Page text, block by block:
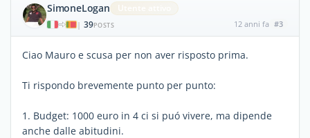
SimoneLogan Utente attivo
| 39POSTS 12 anni fa #3
Ciao Mauro e scusa per non aver risposto prima.
Ti rispondo brevemente punto per punto:
1. Budget: 1000 euro in 4 ci si puó vivere, ma dipende
anche dalle abitudini.